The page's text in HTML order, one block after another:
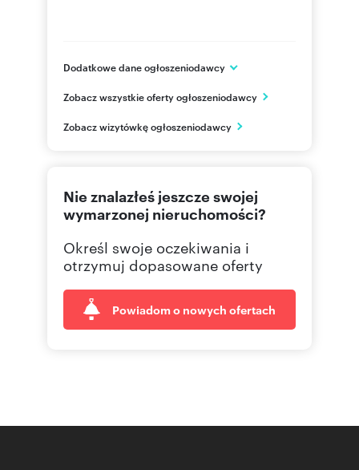
Dodatkowe dane ogłoszeniodawcy
Radom
PL
Zobacz wszystkie oferty ogłoszeniodawcy
Zobacz wizytówkę ogłoszeniodawcy
Nie znalazłeś jeszcze swojej
wymarzonej nieruchomości?
Określ swoje oczekiwania i
otrzymuj dopasowane oferty
Powiadom o nowych ofertach